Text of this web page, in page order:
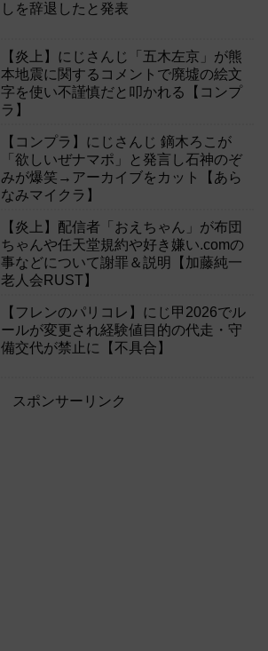
しを辞退したと発表
【炎上】にじさんじ「五木左京」が熊
本地震に関するコメントで廃墟の絵文
字を使い不謹慎だと叩かれる【コンプ
ラ】
【コンプラ】にじさんじ 鏑木ろこが
「欲しいぜナマポ」と発言し石神のぞ
みが爆笑→アーカイブをカット【あら
なみマイクラ】
【炎上】配信者「おえちゃん」が布団
ちゃんや任天堂規約や好き嫌い.comの
事などについて謝罪＆説明【加藤純一
老人会RUST】
【フレンのパリコレ】にじ甲2026でル
ールが変更され経験値目的の代走・守
備交代が禁止に【不具合】
スポンサーリンク